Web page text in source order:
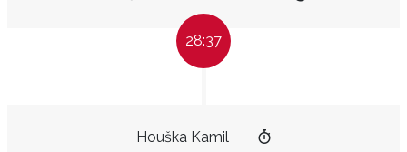
28:37
Houška Kamil